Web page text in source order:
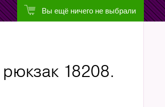
Вы ещё ничего не выбрали
18208.